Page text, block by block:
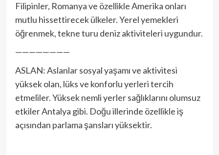
Filipinler, Romanya ve özellikle Amerika onları
mutlu hissettirecek ülkeler. Yerel yemekleri
öğrenmek, tekne turu deniz aktiviteleri uygundur.
————————
ASLAN: Aslanlar sosyal yaşamı ve aktivitesi
yüksek olan, lüks ve konforlu yerleri tercih
etmeliler. Yüksek nemli yerler sağlıklarını olumsuz
etkiler Antalya gibi. Doğu illerinde özellikle iş
açısından parlama şansları yüksektir.